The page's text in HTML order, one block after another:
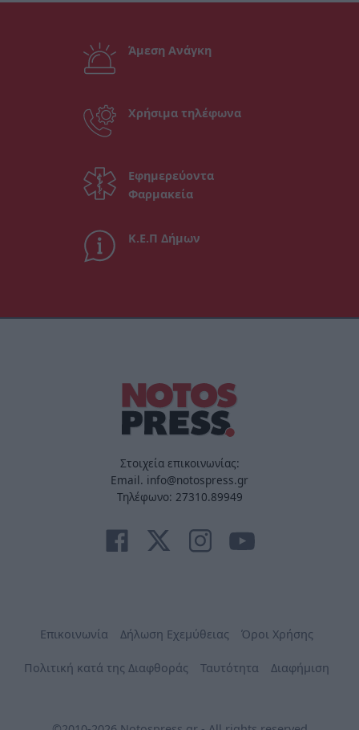
Άμεση Ανάγκη
Χρήσιμα τηλέφωνα
Εφημερεύοντα
Φαρμακεία
Κ.Ε.Π Δήμων
Στοιχεία επικοινωνίας:
Email. info@notospress.gr
Τηλέφωνο: 27310.89949
Επικοινωνία Δήλωση Εχεμύθειας Όροι Χρήσης
Πολιτική κατά της Διαφθοράς Ταυτότητα Διαφήμιση